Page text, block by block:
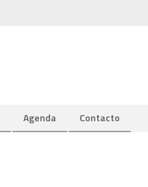
Agenda Contacto